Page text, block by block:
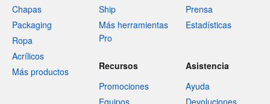
Chapas
Packaging
Ropa
Acrílicos
Más productos
Ship
Más herramientas
Pro
Prensa
Estadísticas
Recursos
Promociones
Equipos
Asistencia
Ayuda
Devoluciones